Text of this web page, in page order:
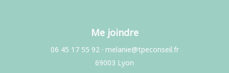
Me joindre
06 45 17 55 92· melanie@tpeconseil.fr
69003 Lyon